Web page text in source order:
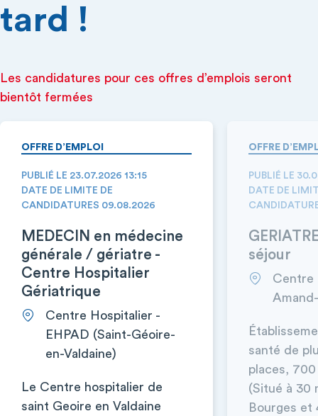
tard !
Les candidatures pour ces offres d’emplois seront
bientôt fermées
OFFRE D’EMPLOI
PUBLIÉ LE 23.07.2026 13:15
DATE DE LIMITE DE
CANDIDATURES 09.08.2026
MEDECIN en médecine
générale / gériatre -
Centre Hospitalier
Gériatrique
Centre Hospitalier -
EHPAD (Saint-Géoire-
en-Valdaine)
Le Centre hospitalier de
saint Geoire en Valdaine
OFFRE
PUBLIÉ LE
DATE DE
séjour
Centre
santé de
places,
(Situé à 30
Bourges et